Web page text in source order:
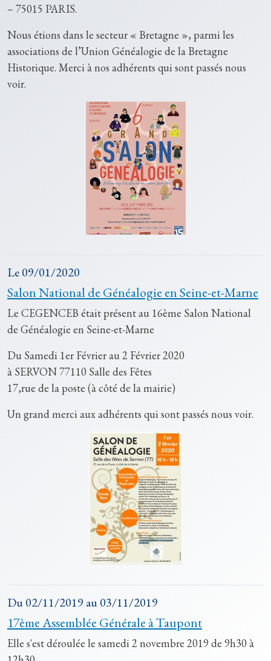
– 75015 PARIS.
Nous étions dans le secteur « Bretagne », parmi les
associations de l’Union Généalogie de la Bretagne
Historique. Merci à nos adhérents qui sont passés nous
voir.
Le09/01/2020
Salon National de Généalogie en Seine-et-Marne
Le CEGENCEB était présent au 16ème Salon National
de Généalogie en Seine-et-Marne
Du Samedi 1er Février au 2 Février 2020
à SERVON 77110 Salle des Fêtes
17,rue de la poste (à côté de la mairie)
Un grand merci aux adhérents qui sont passés nous voir.
Du02/11/2019 au03/11/2019
17ème Assemblée Générale à Taupont
Elle s'est déroulée le samedi 2 novembre 2019 de 9h30 à